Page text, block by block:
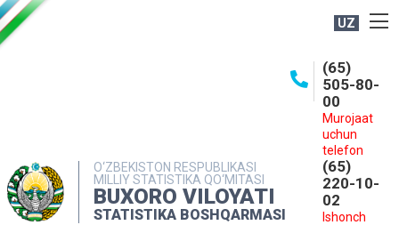
UZ
O‘ZBEKISTON RESPUBLIKASI
MILLIY STATISTIKA QO‘MITASI
BUXORO VILOYATI
STATISTIKA BOSHQARMASI
(65)
505-80-
00
Murojaat
uchun
telefon
(65)
220-10-
02
Ishonch
MATBUOT XIZMATI
MUROJAATLAR